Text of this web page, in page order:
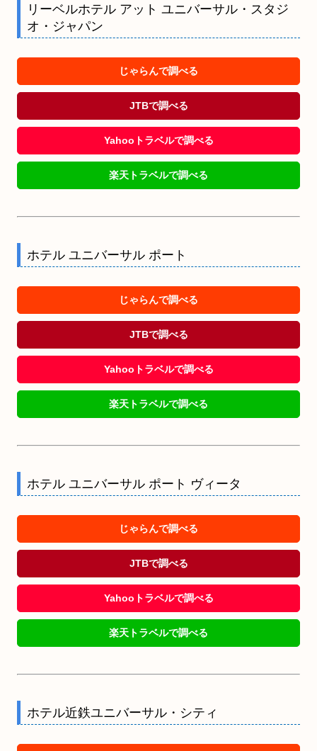
リーベルホテル アット ユニバーサル・スタジ
オ・ジャパン
じゃらんで調べる
JTBで調べる
Yahooトラベルで調べる
楽天トラベルで調べる
ホテル ユニバーサル ポート
じゃらんで調べる
JTBで調べる
Yahooトラベルで調べる
楽天トラベルで調べる
ホテル ユニバーサル ポート ヴィータ
じゃらんで調べる
JTBで調べる
Yahooトラベルで調べる
楽天トラベルで調べる
ホテル近鉄ユニバーサル・シティ